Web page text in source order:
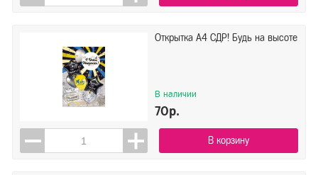
Открытка А4 СДР! Будь на высоте
В наличии
70р.
В корзину